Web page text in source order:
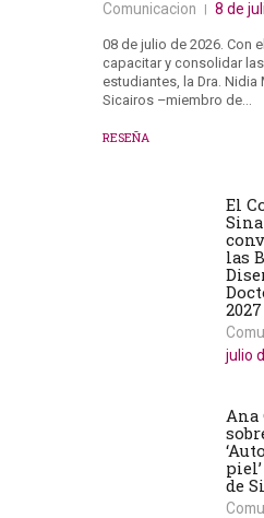
Comunicacion 8 de
08 de julio de 2026. Con
capacitar y consolidar
estudiantes, la Dra. Nidia
Sicairos –miembro de…
RESEÑA
El
las
2027
julio
Ana
de